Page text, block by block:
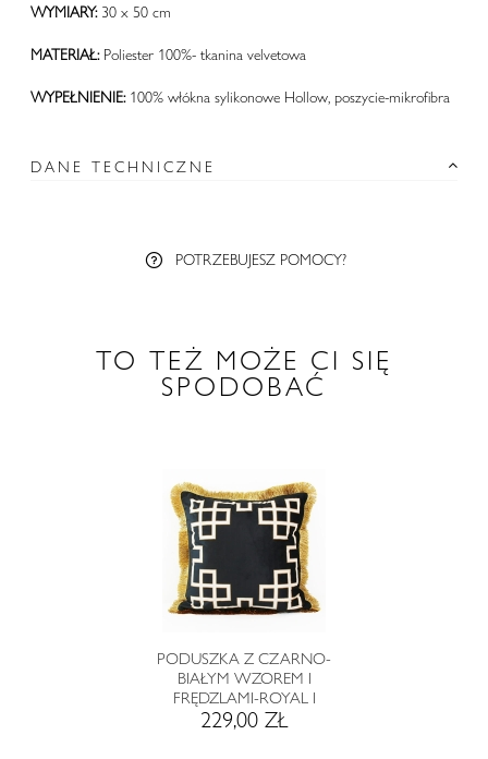
WYMIARY: 30 x 50 cm
MATERIAŁ: Poliester 100%- tkanina velvetowa
WYPEŁNIENIE: 100% włókna sylikonowe Hollow, poszycie-mikrofibra
DANE TECHNICZNE
POTRZEBUJESZ POMOCY?
TO TEŻ MOŻE CI SIĘ
SPODOBAĆ
PODUSZKA Z CZARNO-
BIAŁYM WZOREM I
FRĘDZLAMI-ROYAL I
229,00 ZŁ